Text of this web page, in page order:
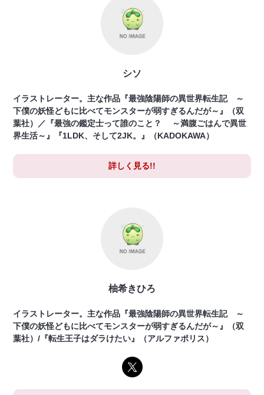
シソ
イラストレーター。主な作品『最強陰陽師の異世界転生記 ～
下僕の妖怪どもに比べてモンスターが弱すぎるんだが～』（双
葉社）／『最強の鑑定士って誰のこと？ ～満腹ごはんで異世
界生活～』『1LDK、そして2JK。』（KADOKAWA）
詳しく見る!!
柚希きひろ
イラストレーター。主な作品『最強陰陽師の異世界転生記 ～
下僕の妖怪どもに比べてモンスターが弱すぎるんだが～』（双
葉社）/『転生王子はダラけたい』（アルファポリス）